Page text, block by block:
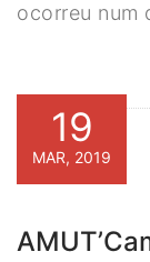
ocorreu num
19
MAR, 2019